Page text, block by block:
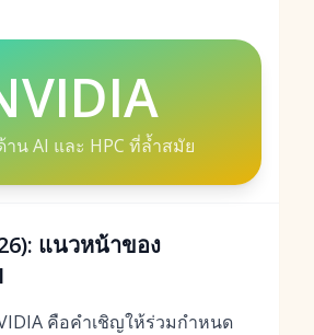
น AI และ HPC ที่ล้ำสมัย
แนวหน้าของ
คือคำเชิญให้ร่วมกำหนด